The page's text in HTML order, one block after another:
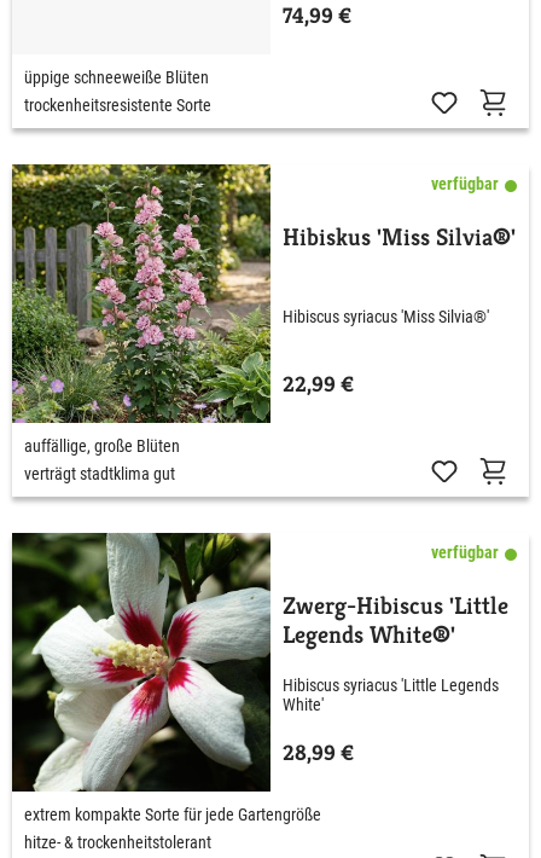
74,99 €
üppige schneeweiße Blüten
trockenheitsresistente Sorte
verfügbar
Hibiskus 'Miss Silvia®'
Hibiscus syriacus 'Miss Silvia®'
22,99 €
auffällige, große Blüten
verträgt stadtklima gut
verfügbar
Zwerg-Hibiscus 'Little
Legends White®'
Hibiscus syriacus 'Little Legends
White'
28,99 €
extrem kompakte Sorte für jede Gartengröße
hitze- & trockenheitstolerant